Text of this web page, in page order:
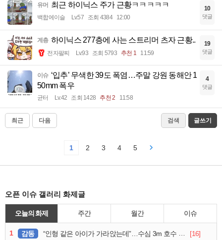
유머 최근 하이닉스 주가 근황ㅋㅋㅋㅋㅋ
백합에이슬 Lv.57 조회 4384 12:00
10
댓글
계층 하이닉스 277층에 사는 스트리머 츠자 근황..
전자팔찌 Lv.93 조회 5793 추천 1 11:59
19
댓글
이슈 ‘입추’ 무색한 39도 폭염…주말 강원 동해안 1
50mm 폭우
균터 Lv.42 조회 1428 추천 2 11:58
4
댓글
최근 다음 검색 글쓰기
1 2 3 4 5
오픈 이슈 갤러리 화제글
오늘의 화제 주간 월간 이슈
1 감동 “인형 같은 아이가 가라앉는데”…수심 3m 호수 뛰어든 60대 의인
[16]